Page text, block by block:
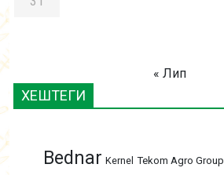
« Лип
ХЕШТЕГИ
Bednar Kernel Tekom Agro Group